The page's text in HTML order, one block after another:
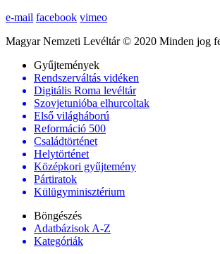
e-mail facebook vimeo
Magyar Nemzeti Levéltár © 2020 Minden jog
Gyűjtemények
Rendszerváltás vidéken
Digitális Roma levéltár
Szovjetunióba elhurcoltak
Első világháború
Reformáció 500
Családtörténet
Helytörténet
Középkori gyűjtemény
Pártiratok
Külügyminisztérium
Böngészés
Adatbázisok A-Z
Kategóriák